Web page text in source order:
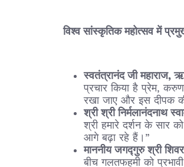
विश्व सांस्कृतिक महोत्सव में
स्वतंत्रानंद जी महाराज,
प्रचार किया है प्रेम,
रखा जाए और इस दीपक
श्री श्री निर्मलानंदनाथ
श्री हमारे दर्शन के सार
आगे बढ़ा रहे हैं।”
माननीय जगद्गुरु श्री
बीच गलतफहमी को